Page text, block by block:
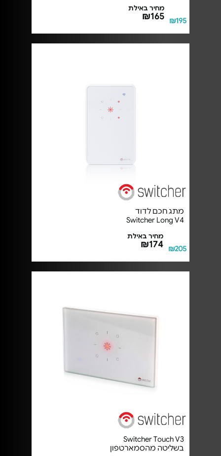
₪195
מחיר באילת
₪165
מתג חכם לדוד
Switcher Long V4
₪205
מחיר באילת
₪174
Switcher Touch V3
בשליטה מהסמארטפון